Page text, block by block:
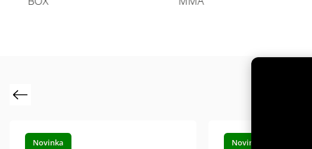
Previous
Novinka Novinka